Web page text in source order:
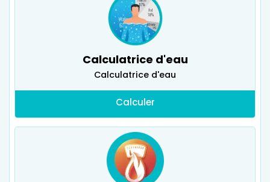
Calculatrice d'eau
Calculatrice d'eau
Calculer